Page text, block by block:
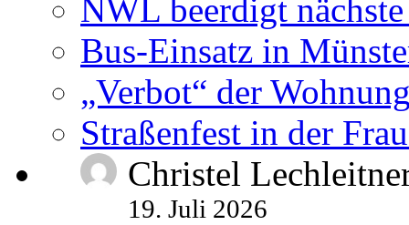
NWL beerdigt
Bus-Einsatz in
„Verbot“ der
Straßenfest in der
Christel
19. Juli 2026